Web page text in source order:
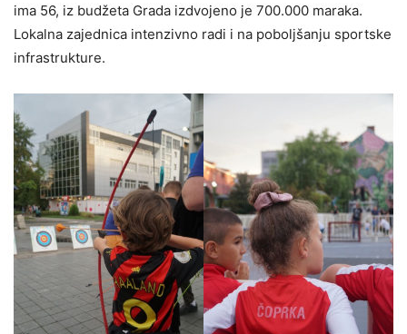
ima 56, iz budžeta Grada izdvojeno je 700.000 maraka.
Lokalna zajednica intenzivno radi i na poboljšanju sportske
infrastrukture.